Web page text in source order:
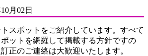
月02日
スポットをご紹介しています。すべて
ットを網羅して掲載する方針ですの
正のご連絡は大歓迎いたします。